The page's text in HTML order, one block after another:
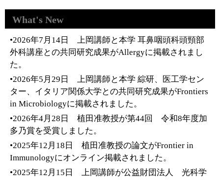
What's New
•2026年7月14日 上岡講師と本学 耳鼻咽頭科頭頸部
外科講座との共同研究成果がAllergyに掲載されまし
た。
•2026年5月29日 上岡講師と本学 綜研、医工学セン
ター、イタリア関係大学との共同研究成果がFrontiers
in Microbiologyに掲載されました。
•2026年4月28日 植田准教授が第44回 令和8年度加
多乃賞を受賞しました。
•2025年12月18日 植田准教授の論文がFrontier in
Immunologyにオンライン掲載されました。
•2025年12月15日 上岡講師が公益財団法人 光科学